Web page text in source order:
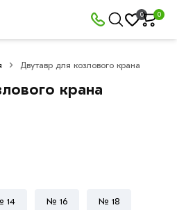
0 0
Двутавр для козлового крана
крана
14 № 16 № 18